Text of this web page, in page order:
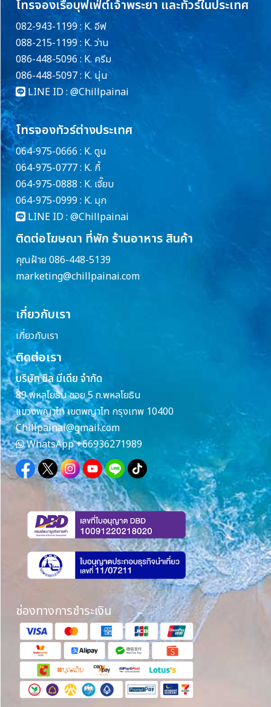
โทรจองเรือบุฟเฟ่ต์เจ้าพระยา และทัวร์ในประเทศ
082-943-1199 : K. อีฟ
088-215-1199 : K. ว่าน
086-448-5096 : K. ครีม
086-448-5097 : K. นุ่น
LINE ID : @Chillpainai
โทรจองทัวร์ต่างประเทศ
064-975-0666 : K. ตูน
064-975-0777 : K. กี้
064-975-0888 : K. เจี๊ยบ
064-975-0999 : K. มุก
LINE ID : @Chillpainai
ติดต่อโฆษณา ที่พัก ร้านอาหาร สินค้า
คุณฝ้าย 086-448-5139
marketing@chillpainai.com
เกี่ยวกับเรา
เกี่ยวกับเรา
ติดต่อเรา
บริษัท ชิล มีเดีย จำกัด
89 พหลโยธิน ซอย 5 ถ.พหลโยธิน
แขวงพญาไท เขตพญาไท กรุงเทพ 10400
Chillpainai@gmail.com
WhatsApp+66936271989
ช่องทางการชำระเงิน